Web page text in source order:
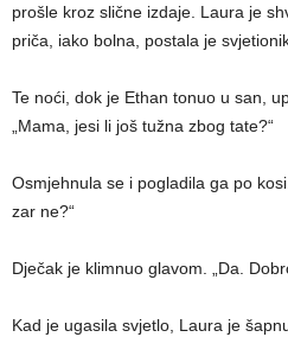
prošle kroz slične izdaje. Laura je
priča, iako bolna, postala je
Te noći, dok je Ethan tonuo u san,
„Mama, jesi li još tužna zbog tate?“
Osmjehnula se i pogladila ga po
zar ne?“
Dječak je klimnuo glavom. „Da.
Kad je ugasila svjetlo, Laura je